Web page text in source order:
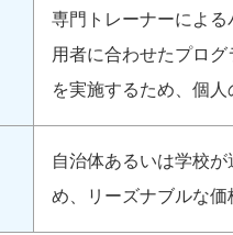
専門トレーナーによ
用者に合わせたプロ
を実施するため、個人
自治体あるいは学校
め、リーズナブルな価